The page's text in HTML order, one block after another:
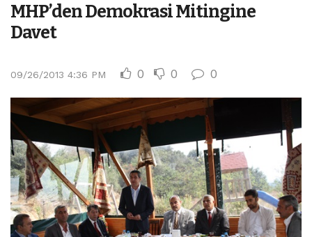
MHP’den Demokrasi Mitingine
Davet
09/26/2013 4:36 PM 0 0 0